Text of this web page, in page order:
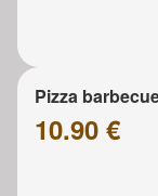
Pizza
10.90 €